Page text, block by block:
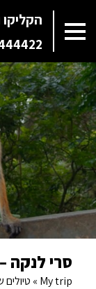
סרי לנקה
My trip
» טיולים